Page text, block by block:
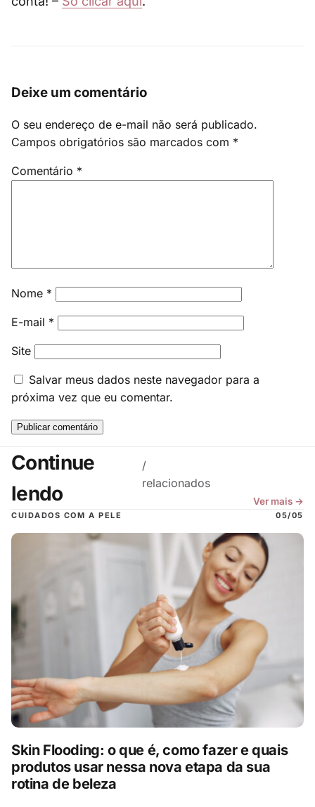
Deixe um comentário
O seu endereço de e-mail não será publicado.
Campos obrigatórios são marcados com *
Comentário *
Nome *
E-mail *
Site
Salvar meus dados neste navegador para a
próxima vez que eu comentar.
Continue
lendo
/
relacionados
Ver mais →
CUIDADOS COM A PELE 05/05
Skin Flooding: o que é, como fazer e quais
produtos usar nessa nova etapa da sua
rotina de beleza